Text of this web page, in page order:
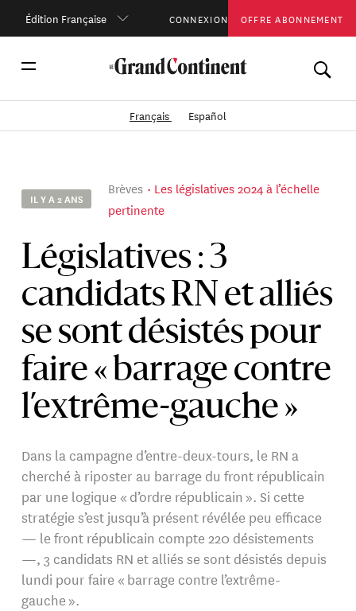
Édition Française CONNEXION OFFRE ABONNEMENT
Français Español
IL Y A 2 ANS
Brèves
Les législatives 2024 à l’échelle
pertinente
Législatives : 3
candidats RN et alliés
se sont désistés pour
faire « barrage contre
l’extrême-gauche »
Dans la campagne d’entre-deux-tours, le RN a
cherché à riposter au barrage du front républicain
par une logique « d’ordre républicain ». Si cette
stratégie s’est jusqu’à présent révélée peu efficace
— le front républicain compte 220 désistements
—, 3 candidats RN et alliés se sont désistés depuis
lundi pour faire « barrage contre l’extrême-
gauche ».